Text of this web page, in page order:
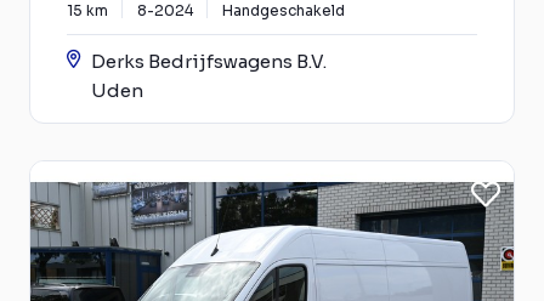
15 km 8-2024 Handgeschakeld
Derks Bedrijfswagens B.V.
Uden